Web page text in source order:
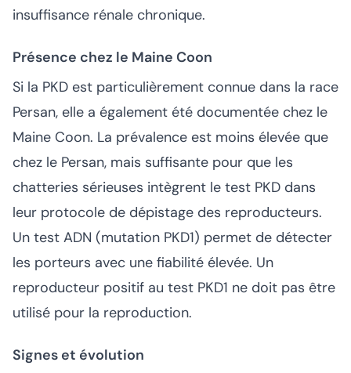
insuffisance rénale chronique.
Présence chez le Maine Coon
Si la PKD est particulièrement connue dans la race
Persan, elle a également été documentée chez le
Maine Coon. La prévalence est moins élevée que
chez le Persan, mais suffisante pour que les
chatteries sérieuses intègrent le test PKD dans
leur protocole de dépistage des reproducteurs.
Un test ADN (mutation PKD1) permet de détecter
les porteurs avec une fiabilité élevée. Un
reproducteur positif au test PKD1 ne doit pas être
utilisé pour la reproduction.
Signes et évolution